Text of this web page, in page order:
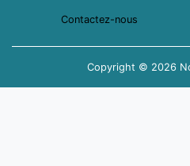
Contactez-nous
Copyright © 2026